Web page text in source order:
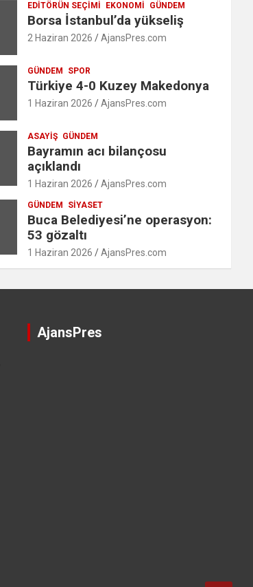
EDITÖRÜN SEÇIMI EKONOMI GÜNDEM
Borsa İstanbul’da yükseliş
2 Haziran 2026 AjansPres.com
GÜNDEM SPOR
Türkiye 4-0 Kuzey Makedonya
1 Haziran 2026 AjansPres.com
ASAYIŞ GÜNDEM
Bayramın acı bilançosu
açıklandı
1 Haziran 2026 AjansPres.com
GÜNDEM SIYASET
Buca Belediyesi’ne operasyon:
53 gözaltı
1 Haziran 2026 AjansPres.com
AjansPres